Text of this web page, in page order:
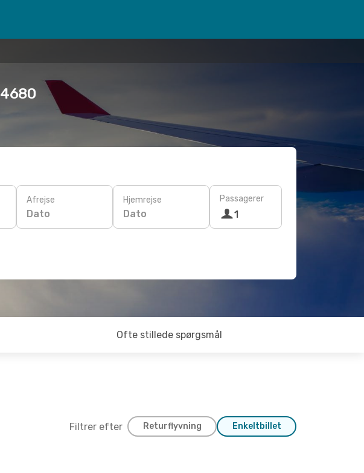
Afrejse
Dato
Hjemrejse
Dato
Passagerer
1
Ofte stillede spørgsmål
Filtrer efter Returflyvning Enkeltbillet